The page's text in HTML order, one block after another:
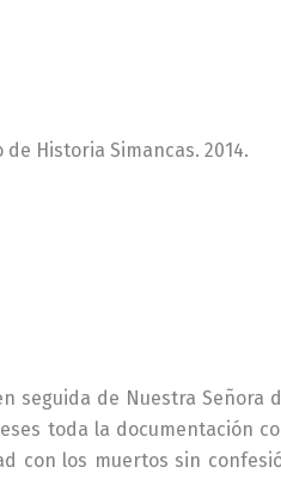
Historia Simancas. 2014.
de Nuestra Señora
toda la documentación
los muertos sin